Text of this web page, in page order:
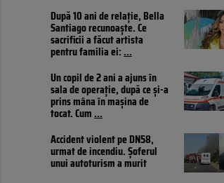
După 10 ani de relație, Bella
Santiago recunoaște. Ce
sacrificii a făcut artista
pentru familia ei:...
Un copil de 2 ani a ajuns în
sala de operație, după ce și-a
prins mâna în mașina de
tocat. Cum...
Accident violent pe DN58,
urmat de incendiu. Șoferul
unui autoturism a murit